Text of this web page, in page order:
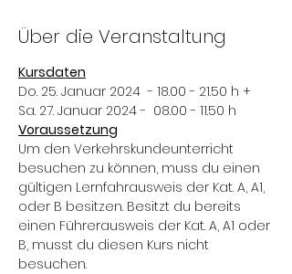
Über die Veranstaltung
Kursdaten
Do. 25. Januar 2024  - 18.00 - 21.50 h +
Sa. 27. Januar 2024 -  08.00 - 11.50 h
Voraussetzung
Um den Verkehrskundeunterricht
besuchen zu können, muss du einen
gültigen Lernfahrausweis der Kat. A, A1,
oder B besitzen. Besitzt du bereits
einen Führerausweis der Kat. A, A1 oder
B, musst du diesen Kurs nicht
besuchen.